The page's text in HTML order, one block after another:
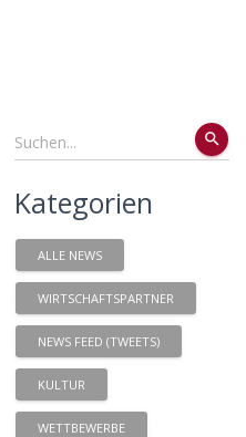
search
Kategorien
ALLE NEWS
WIRTSCHAFTSPARTNER
NEWS FEED (TWEETS)
KULTUR
WETTBEWERBE